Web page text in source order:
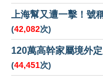
上海幫又遭一擊！號
(42,082次)
120萬高幹家屬境外
(44,451次)